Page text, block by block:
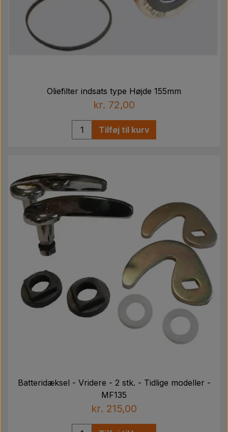
Oliefilter indsats type Højde 155mm
kr. 72,00
Tilføj til kurv
Batteridæksel - Vridere - 2 stk. - Tidlige modeller -
MF135
kr. 215,00